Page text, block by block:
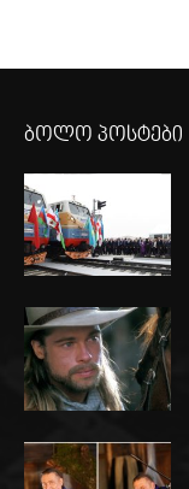
ბოლო პოსტები